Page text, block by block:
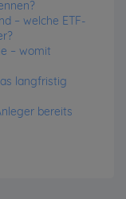
– welche ETF-
– womit
langfristig
bereits